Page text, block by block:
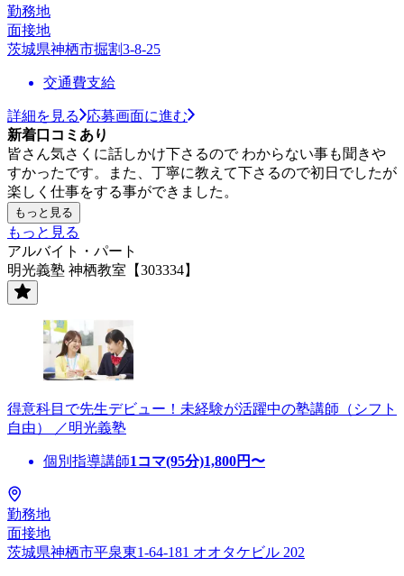
勤務地
面接地
茨城県神栖市掘割3-8-25
交通費支給
詳細を見る
応募画面に進む
新着口コミあり
皆さん気さくに話しかけ下さるので わからない事も聞きや
すかったです。また、丁寧に教えて下さるので初日でしたが
楽しく仕事をする事ができました。
もっと見る
もっと見る
アルバイト・パート
明光義塾 神栖教室【303334】
得意科目で先生デビュー！未経験が活躍中の塾講師（シフト
自由） ／明光義塾
個別指導講師1コマ(95分)1,800円〜
勤務地
面接地
茨城県神栖市平泉東1-64-181 オオタケビル 202